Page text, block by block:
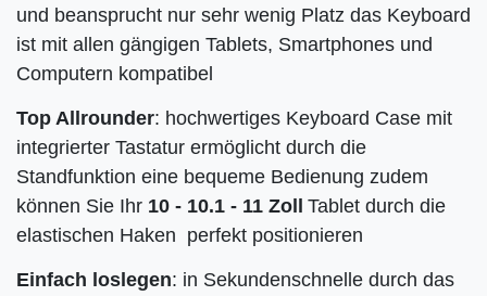
und beansprucht nur sehr wenig Platz das Keyboard
ist mit allen gängigen Tablets, Smartphones und
Computern kompatibel
Top Allrounder: hochwertiges Keyboard Case mit
integrierter Tastatur ermöglicht durch die
Standfunktion eine bequeme Bedienung zudem
können Sie Ihr 10 - 10.1 - 11 Zoll Tablet durch die
elastischen Haken perfekt positionieren
Einfach loslegen: in Sekundenschnelle durch das